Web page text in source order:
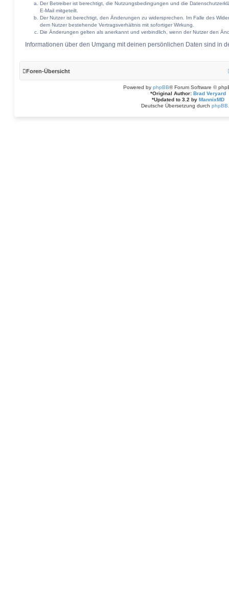
Der Betreiber ist berechtigt, die Nutzungsbedingungen und die
E-Mail mitgeteilt.
Der Nutzer ist berechtigt, den Änderungen zu widersprechen. Im Falle des
dem Nutzer bestehende Vertragsverhältnis mit sofortiger Wirkung.
Die Änderungen gelten als anerkannt und verbindlich, wenn der Nutzer den
Informationen über den Umgang mit deinen persönlichen Daten sind in
Foren-Übersicht
Powered by phpBB® Forum Software ©
*Original Author: Brad Veryard
*Updated to 3.2 by MannixMD
Deutsche Übersetzung durch